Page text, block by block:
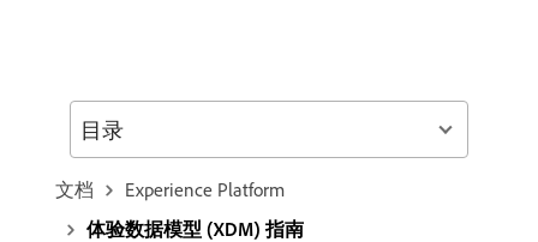
文档
Experience Platform
体验数据模型 (XDM) 指南
目录